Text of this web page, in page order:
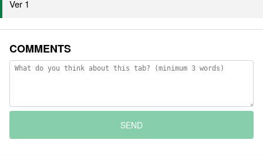
Ver 1
COMMENTS
SEND